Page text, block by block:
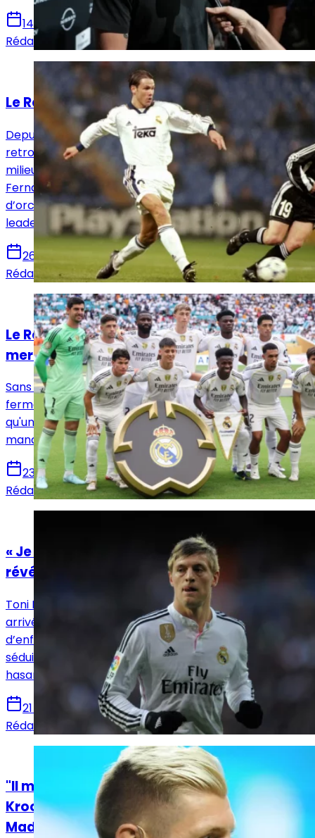
14 août 2025
Rédaction Le Journal du Real
Actualités
Le Real Madrid face à l'héritage de Redondo
Depuis le départ de Toni Kroos, le Real Madrid se
retrouve orphelin d’un maître à jouer à la base du
milieu. Un mal récurrent pour un club qui, depuis
Fernando Redondo, cherche inlassablement un chef
d’orchestre capable de conjuguer créativité, vision et
leadership.
26 juillet 2025
Rédaction Le Journal du Real
Actualités
Le Real Madrid et le profil manquant à son
mercato
Sans départs, pas d’arrivées : la direction madrilène
ferme la porte à tout recrutement sans vente, alors
qu'un profil jugé prioritaire par certains observateurs
manque encore au Real Madrid.
23 juillet 2025
Rédaction Le Journal du Real
« Je n’étais pas fan du Real Madrid » : la
révélation de Kroos sur son arrivée en 2014
Toni Kroos a révélé une anecdote inattendue sur son
arrivée au Real Madrid en 2014. Une simple photo
d’enfance avec un maillot de Figo a contribué à
séduire les supporters… même si tout était un heureux
hasard.
21 juillet 2025
Rédaction Le Journal du Real
"Il manque encore un profil comme le mien",
Kroos pointe du doigt la nécessité du Real
Madrid